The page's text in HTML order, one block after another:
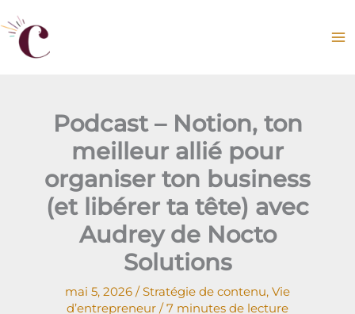
au
contenu
Podcast – Notion, ton
meilleur allié pour
organiser ton business
(et libérer ta tête) avec
Audrey de Nocto
Solutions
mai 5, 2026 /Stratégie de contenu, Vie
d’entrepreneur /7 minutes de lecture